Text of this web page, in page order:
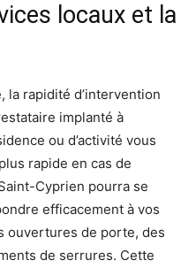
locaux et la
la rapidité d’intervention
implanté à
ou d’activité vous
rapide en cas de
Cyprien pourra se
efficacement à vos
ouvertures de porte, des
de serrures. Cette